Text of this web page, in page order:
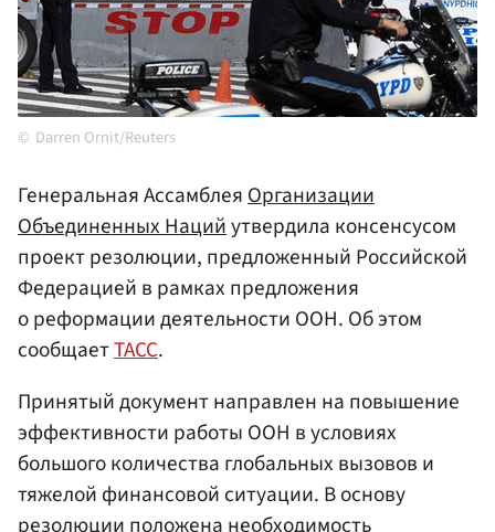
Darren Ornit/Reuters
Генеральная АссамблеяОрганизации
Объединенных Нацийутвердила консенсусом
проект резолюции, предложенный Российской
Федерацией в рамках предложения
о реформации деятельности ООН. Об этом
сообщаетТАСС.
Принятый документ направлен на повышение
эффективности работы ООН в условиях
большого количества глобальных вызовов и
тяжелой финансовой ситуации. В основу
резолюции положена необходимость